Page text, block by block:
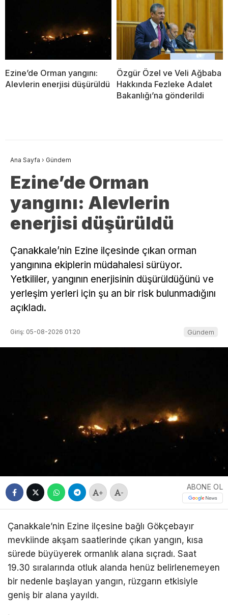
Ezine’de Orman yangını:
Alevlerin enerjisi düşürüldü
Özgür Özel ve Veli Ağbaba
Hakkında Fezleke Adalet
Bakanlığı’na gönderildi
Ana Sayfa › Gündem
Ezine’de Orman
yangını: Alevlerin
enerjisi düşürüldü
Çanakkale’nin Ezine ilçesinde çıkan orman
yangınına ekiplerin müdahalesi sürüyor.
Yetkililer, yangının enerjisinin düşürüldüğünü ve
yerleşim yerleri için şu an bir risk bulunmadığını
açıkladı.
Giriş: 05-08-2026 01:20 Gündem
+ -
ABONE OL
Çanakkale’nin Ezine ilçesine bağlı Gökçebayır
mevkiinde akşam saatlerinde çıkan yangın, kısa
sürede büyüyerek ormanlık alana sıçradı. Saat
19.30 sıralarında otluk alanda henüz belirlenemeyen
bir nedenle başlayan yangın, rüzgarın etkisiyle
geniş bir alana yayıldı.